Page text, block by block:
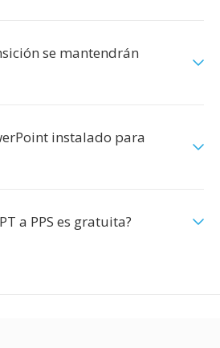
se mantendrán
instalado para
a PPS es gratuita?